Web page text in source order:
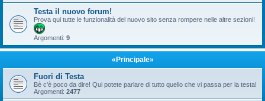
Testa il nuovo forum!
Prova qui tutte le funzionalità del nuovo sito senza rompere nelle altre sezioni!
Argomenti: 9
«Principale»
Fuori di Testa
Bè c'è poco da dire! Qui potete parlare di tutto quello che vi passa per la testa!
Argomenti: 2477